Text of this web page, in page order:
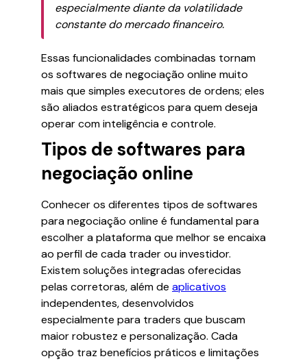
especialmente diante da volatilidade
constante do mercado financeiro.
Essas funcionalidades combinadas tornam
os softwares de negociação online muito
mais que simples executores de ordens; eles
são aliados estratégicos para quem deseja
operar com inteligência e controle.
Tipos de softwares para
negociação online
Conhecer os diferentes tipos de softwares
para negociação online é fundamental para
escolher a plataforma que melhor se encaixa
ao perfil de cada trader ou investidor.
Existem soluções integradas oferecidas
pelas corretoras, além de aplicativos
independentes, desenvolvidos
especialmente para traders que buscam
maior robustez e personalização. Cada
opção traz benefícios práticos e limitações